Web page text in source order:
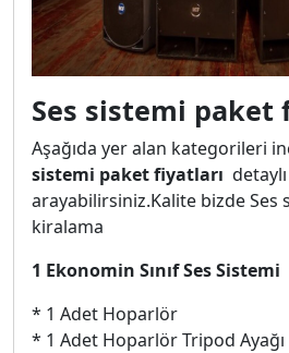
Ses sistemi paket
Aşağıda yer alan kategorileri
sistemi paket fiyatları
arayabilirsiniz.Kalite bizde
kiralama
1 Ekonomin Sınıf Ses Sistemi
* 1 Adet Hoparlör
* 1 Adet Hoparlör Tripod Ayağı